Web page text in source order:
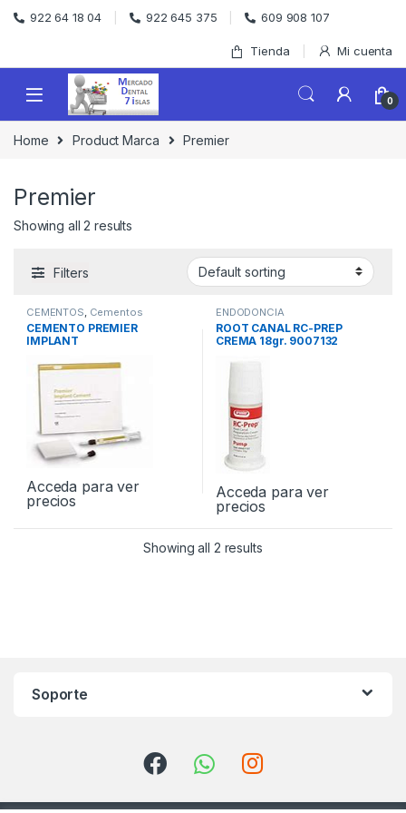
Skip to navigation
Skip to content
922 64 18 04 922 645 375 609 908 107
Tienda Mi cuenta
0
Home Product Marca Premier
Premier
Showing all 2 results
Filters
CEMENTOS Cementos
Quirúrgicos
CEMENTO PREMIER
IMPLANT
Acceda para ver
precios
ENDODONCIA
ROOT CANAL RC-PREP
CREMA 18gr. 9007132
Acceda para ver
precios
Showing all 2 results
Soporte